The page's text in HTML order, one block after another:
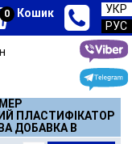
0 Кошик
УКР
РУС
ПЛАСТИФІКАТОР
ДОБАВКА В